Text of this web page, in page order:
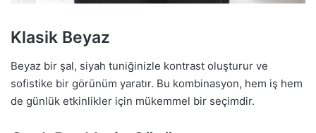
Klasik Beyaz
Beyaz bir şal, siyah tuniğinizle kontrast oluşturur ve
sofistike bir görünüm yaratır. Bu kombinasyon, hem iş hem
de günlük etkinlikler için mükemmel bir seçimdir.